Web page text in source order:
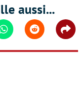
aussi...
WhatsappReddit